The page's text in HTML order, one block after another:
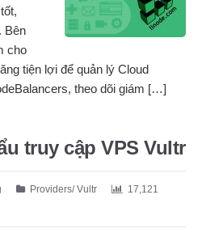
Bên
cho
tiện lợi để quản lý Cloud
theo dõi giám […]
truy cập VPS Vultr
Providers/Vultr
17,121